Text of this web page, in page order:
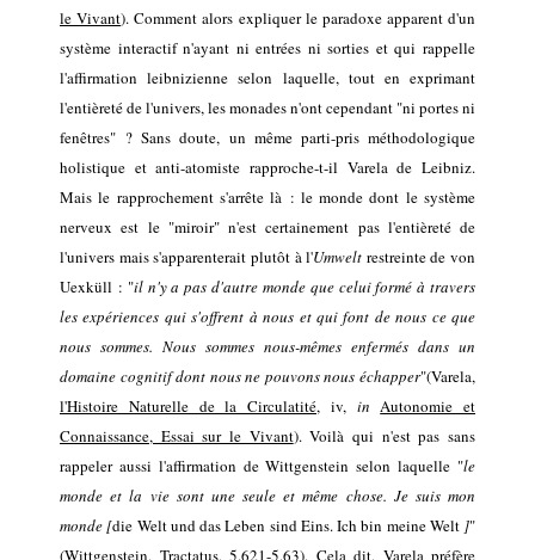
le Vivant).Comment alors expliquer le paradoxe apparent d'un
système interactifn'ayant ni entrées ni sorties et qui rappelle
l'affirmation leibnizienne selon laquelle, tout en exprimant
l'entièreté de l'univers,les monades n'ontcependant "ni portes ni
fenêtres" ? Sans doute, un même parti-pris méthodologique
holistique et anti-atomiste rapproche-t-il Varela de Leibniz.
Mais le rapprochement s'arrête là : le monde dont le système
nerveux est le "miroir" n'est certainement pas l'entièreté de
l'univers maiss'apparenterait plutôt à l'Umwelt restreintede von
Uexküll : "il n'y a pas d'autre monde que celui formé à travers
les expériences qui s'offrent à nous et qui font de nous ce que
nous sommes. Nous sommes nous-mêmes enfermés dans un
domaine cognitif dont nous ne pouvons nous échapper"(Varela,
l'Histoire Naturelle de la Circulatité, iv, inAutonomie et
Connaissance, Essai sur le Vivant). Voilà qui n'est pas sans
rappeler aussi l'affirmation de Wittgenstein selon laquelle "le
monde et la vie sont une seule et même chose. Je suis mon
monde[die Welt und das Leben sind Eins. Ich bin meine Welt]"
(Wittgenstein, Tractatus, 5.621-5.63). Cela dit, Varela préfère